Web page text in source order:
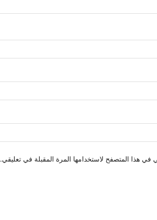
في هذا المتصفح لاستخدامها المرة المقبلة في تعليقي.